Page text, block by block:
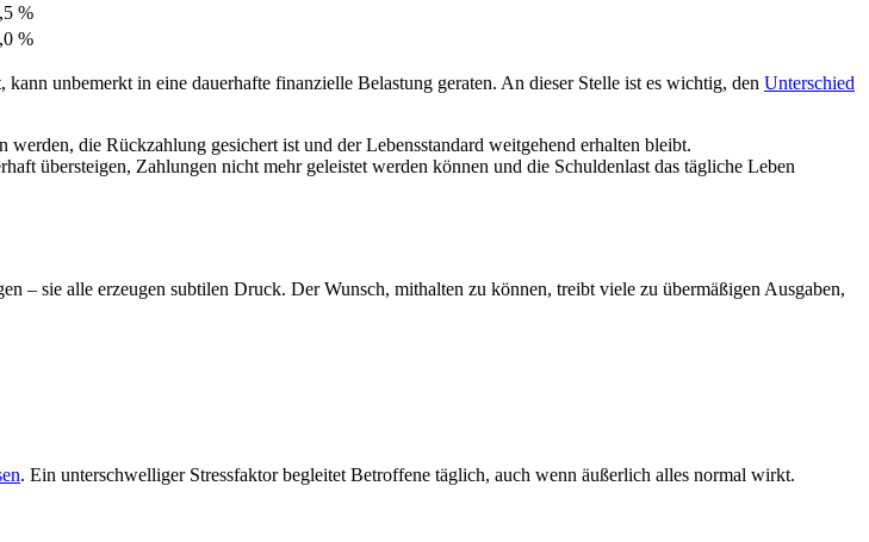
%
%
unbemerkt in eine dauerhafte finanzielle Belastung geraten. An dieser Stelle ist es wichtig, den Unterschied
die Rückzahlung gesichert ist und der Lebensstandard weitgehend erhalten bleibt.
übersteigen, Zahlungen nicht mehr geleistet werden können und die Schuldenlast das tägliche Leben
– sie alle erzeugen subtilen Druck. Der Wunsch, mithalten zu können, treibt viele zu übermäßigen Ausgaben,
. Ein unterschwelliger Stressfaktor begleitet Betroffene täglich, auch wenn äußerlich alles normal wirkt.